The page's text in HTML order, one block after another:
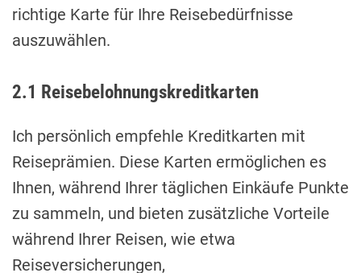
richtige Karte für Ihre Reisebedürfnisse
auszuwählen.
2.1 Reisebelohnungskreditkarten
Ich persönlich empfehle Kreditkarten mit
Reiseprämien. Diese Karten ermöglichen es
Ihnen, während Ihrer täglichen Einkäufe Punkte
zu sammeln, und bieten zusätzliche Vorteile
während Ihrer Reisen, wie etwa
Reiseversicherungen,